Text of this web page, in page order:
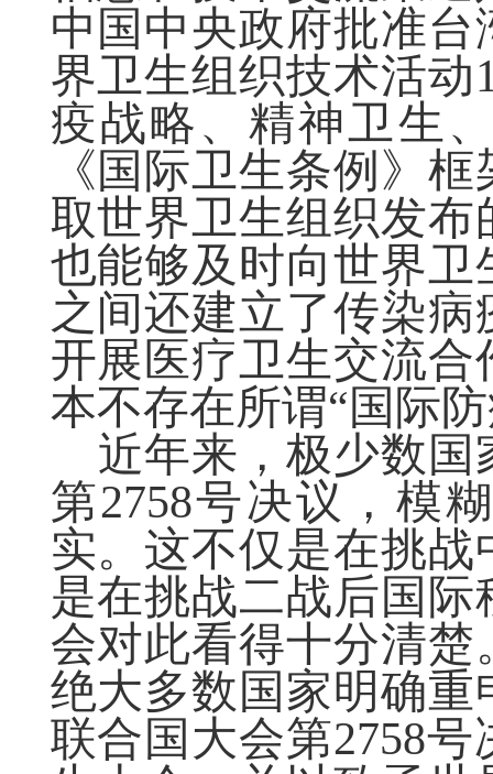
中国中央政府批准
界卫生组织技术活动
疫战略、精神卫生
《国际卫生条例》
取世界卫生组织发
也能够及时向世界
之间还建立了传染
开展医疗卫生交流
本不存在所谓“国际
近年来，极少数
第2758号决议，模
实。这不仅是在挑
是在挑战二战后国
会对此看得十分清
绝大多数国家明确
联合国大会第2758